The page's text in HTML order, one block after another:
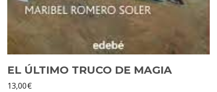
EL ÚLTIMO TRUCO DE MAGIA
13,00€